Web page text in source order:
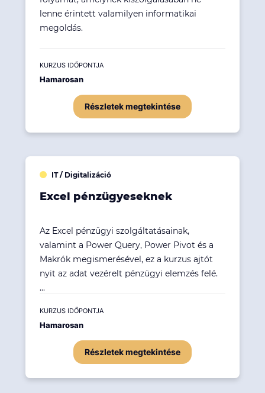
lenne érintett valamilyen informatikai
megoldás.
KURZUS IDŐPONTJA
Hamarosan
Részletek megtekintése
IT / Digitalizáció
Excel pénzügyeseknek
Az Excel pénzügyi szolgáltatásainak,
valamint a Power Query, Power Pivot és a
Makrók megismerésével, ez a kurzus ajtót
nyit az adat vezérelt pénzügyi elemzés felé.
...
KURZUS IDŐPONTJA
Hamarosan
Részletek megtekintése